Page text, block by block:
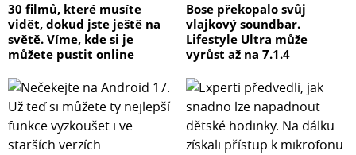
30 filmů, které musíte
vidět, dokud jste ještě na
světě. Víme, kde si je
můžete pustit online
Bose překopalo svůj
vlajkový soundbar.
Lifestyle Ultra může
vyrůst až na 7.1.4